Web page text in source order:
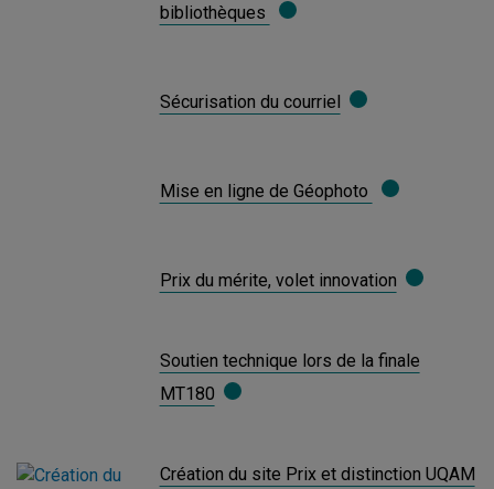
bibliothèques
Sécurisation du courriel
Mise en ligne de Géophoto
Prix du mérite, volet innovation
Soutien technique lors de la finale
MT180
Création du site Prix et distinction UQAM